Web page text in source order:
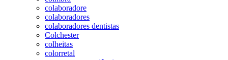
colaboradore
colaboradores
colaboradores dentistas
Colchester
colheitas
colorretal